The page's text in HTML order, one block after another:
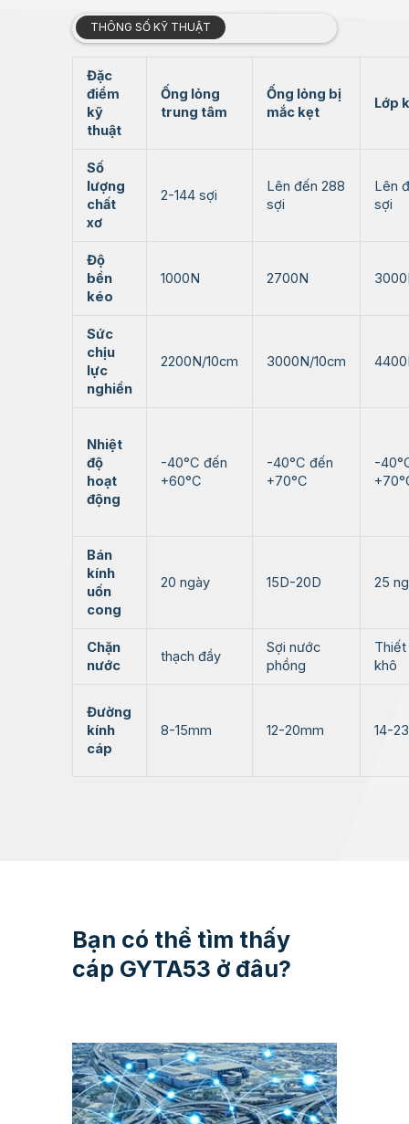
THÔNG SỐ KỸ THUẬT
Đặc
điểm
kỹ
thuật
Ống lỏng
trung tâm
Ống lỏng bị
mắc kẹt
Lớp
Số
lượng
chất
xơ
2-144 sợi
Lên đến 288
sợi
Lên
sợi
Độ
bền
kéo
1000N 2700N
Sức
chịu
lực
nghiền
2200N/10cm 3000N/10cm
Nhiệt
độ
hoạt
động
-40°C đến
+60°C
-40°C đến
+70°C
-
Bán
kính
uốn
cong
20 ngày 15D-20D 25
Chặn
nước
thạch đầy
Sợi nước
phồng
khô
Đường
kính
cáp
8-15mm 12-20mm 14-
Bạn có thể tìm thấy
cáp GYTA53 ở đâu?